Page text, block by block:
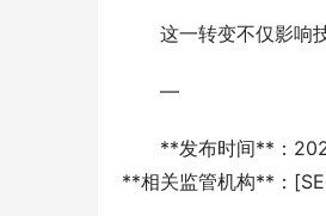
这一转变不仅影响
—
**发布时间**：
**相关监管机构**：